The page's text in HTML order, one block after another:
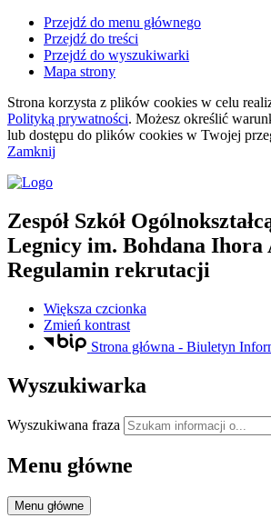
Przejdź do menu głównego
Przejdź do treści
Przejdź do wyszukiwarki
Mapa strony
Strona korzysta z plików cookies w celu
Polityką prywatności. Możesz określić
lub dostępu do plików cookies w Twojej
Zamknij
Zespół Szkół
Legnicy im. Bohdana Ihora
Regulamin rekrutacji
Większa czcionka
Zmień kontrast
Strona główna - Biuletyn
Wyszukiwarka
Wyszukiwana fraza
Menu główne
Menu główne